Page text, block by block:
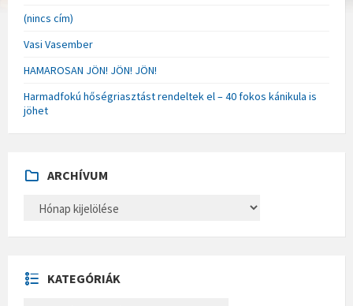
(nincs cím)
Vasi Vasember
HAMAROSAN JÖN! JÖN! JÖN!
Harmadfokú hőségriasztást rendeltek el – 40 fokos kánikula is
jöhet
ARCHÍVUM
H
U
M
KATEGÓRIÁK